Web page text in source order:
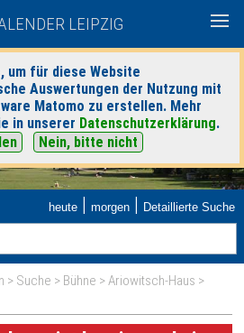
LEIPZIG
um für diese Website
Auswertungen der Nutzung mit
Matomo zu erstellen. Mehr
in unserer Datenschutzerklärung.
Nein, bitte nicht
heute | morgen | Detaillierte Suche
> Suche > Bühne >Ariowitsch-Haus >